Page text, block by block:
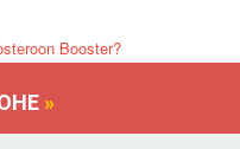
»
Booster?